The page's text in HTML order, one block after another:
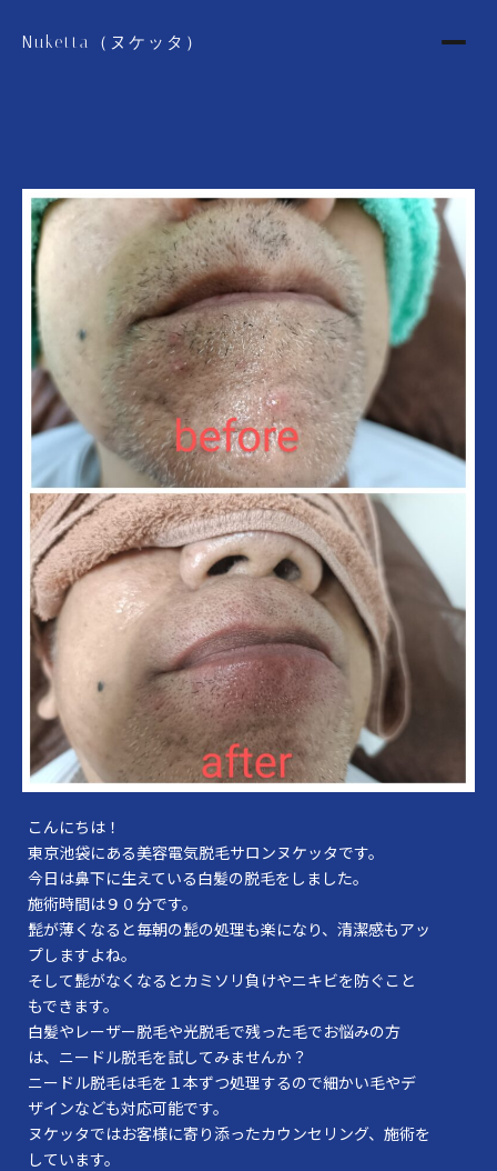
Nuketta（ヌケッタ）
こんにちは！
東京池袋にある美容電気脱毛サロンヌケッタです。
今日は鼻下に生えている白髪の脱毛をしました。
施術時間は９０分です。
髭が薄くなると毎朝の髭の処理も楽になり、清潔感もアッ
プしますよね。
そして髭がなくなるとカミソリ負けやニキビを防ぐこと
もできます。
白髪やレーザー脱毛や光脱毛で残った毛でお悩みの方
は、ニードル脱毛を試してみませんか？
ニードル脱毛は毛を１本ずつ処理するので細かい毛やデ
ザインなども対応可能です。
ヌケッタではお客様に寄り添ったカウンセリング、施術を
しています。